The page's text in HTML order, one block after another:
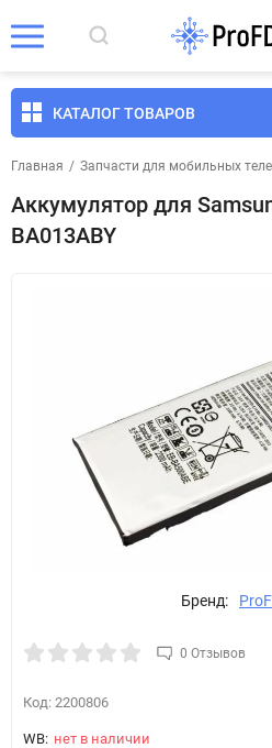
КАТАЛОГ ТОВАРОВ
Главная / Запчасти для мобильных
Аккумулятор для
BA013ABY
Бренд:
0 Отзывов
Код: 2200806
WB: нет в наличии